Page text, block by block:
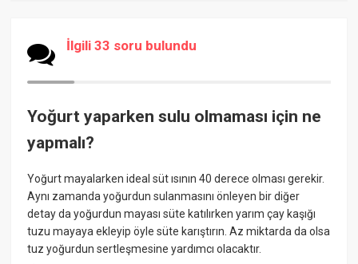
İlgili 33 soru bulundu
Yoğurt yaparken sulu olmaması için ne
yapmalı?
Yoğurt mayalarken ideal süt ısının 40 derece olması gerekir.
Aynı zamanda yoğurdun sulanmasını önleyen bir diğer
detay da yoğurdun mayası süte katılırken yarım çay kaşığı
tuzu mayaya ekleyip öyle süte karıştırın. Az miktarda da olsa
tuz yoğurdun sertleşmesine yardımcı olacaktır.